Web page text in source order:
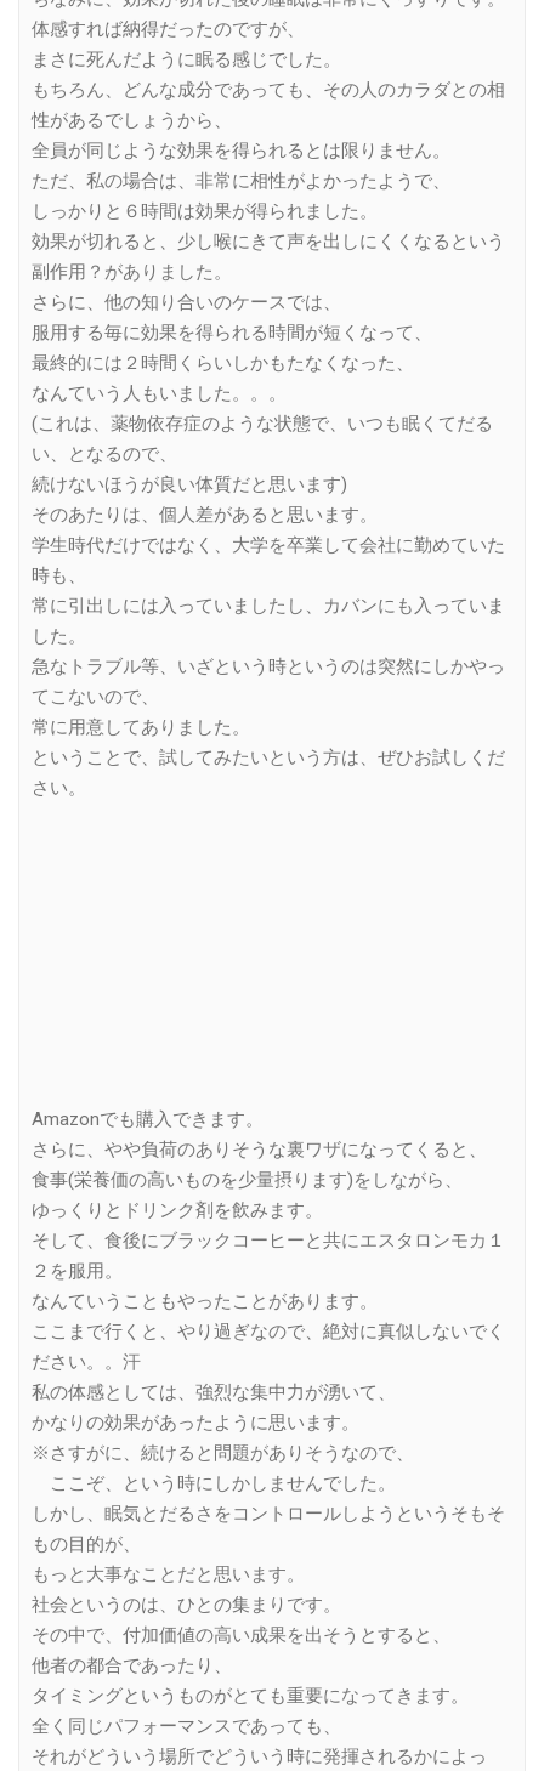
体感すれば納得だったのですが、
まさに死んだように眠る感じでした。
もちろん、どんな成分であっても、その人のカラダとの相
性があるでしょうから、
全員が同じような効果を得られるとは限りません。
ただ、私の場合は、非常に相性がよかったようで、
しっかりと６時間は効果が得られました。
効果が切れると、少し喉にきて声を出しにくくなるという
副作用？がありました。
さらに、他の知り合いのケースでは、
服用する毎に効果を得られる時間が短くなって、
最終的には２時間くらいしかもたなくなった、
なんていう人もいました。。。
(これは、薬物依存症のような状態で、いつも眠くてだる
い、となるので、
続けないほうが良い体質だと思います)
そのあたりは、個人差があると思います。
学生時代だけではなく、大学を卒業して会社に勤めていた
時も、
常に引出しには入っていましたし、カバンにも入っていま
した。
急なトラブル等、いざという時というのは突然にしかやっ
てこないので、
常に用意してありました。
ということで、試してみたいという方は、ぜひお試しくだ
さい。
Amazonでも購入できます。
さらに、やや負荷のありそうな裏ワザになってくると、
食事(栄養価の高いものを少量摂ります)をしながら、
ゆっくりとドリンク剤を飲みます。
そして、食後にブラックコーヒーと共にエスタロンモカ１
２を服用。
なんていうこともやったことがあります。
ここまで行くと、やり過ぎなので、絶対に真似しないでく
ださい。。汗
私の体感としては、強烈な集中力が湧いて、
かなりの効果があったように思います。
※さすがに、続けると問題がありそうなので、
ここぞ、という時にしかしませんでした。
しかし、眠気とだるさをコントロールしようというそもそ
もの目的が、
もっと大事なことだと思います。
社会というのは、ひとの集まりです。
その中で、付加価値の高い成果を出そうとすると、
他者の都合であったり、
タイミングというものがとても重要になってきます。
全く同じパフォーマンスであっても、
それがどういう場所でどういう時に発揮されるかによっ